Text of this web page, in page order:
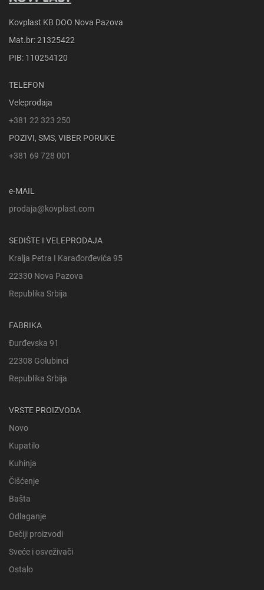
Kovplast KB DOO Nova Pazova
Mat.br: 21325422
PIB: 110254120
TELEFON
Veleprodaja
+381 22 323 250
POZIVI, SMS, VIBER PORUKE
+381 69 728 001
e-MAIL
prodaja@kovplast.com
SEDIŠTE I VELEPRODAJA
Kralja Petra I Karađorđevića 95
22330 Nova Pazova
Republika Srbija
FABRIKA
Đurđevska 91
22308 Golubinci
Republika Srbija
VRSTE PROIZVODA
Novo
Kupatilo
Kuhinja
Čišćenje
Bašta
Odlaganje
Dečiji proizvodi
Sveće i osveživači
Ostalo